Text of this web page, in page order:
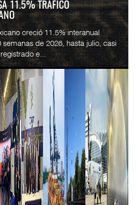
11.5% TRÁFICO
creció 11.5% interanual
de 2026, hasta julio, casi
e...